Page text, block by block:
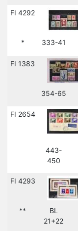
FI 4292
* 333-41
FI 1383
354-65
FI 2654
443-
450
FI 4293
**
BL
21+22